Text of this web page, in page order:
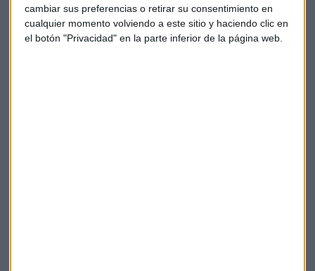
cambiar sus preferencias o retirar su consentimiento en
cualquier momento volviendo a este sitio y haciendo clic en
el botón "Privacidad" en la parte inferior de la página web.